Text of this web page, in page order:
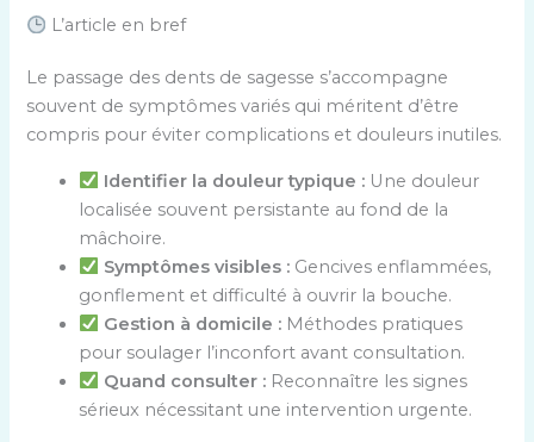
L’article en bref
Le passage des dents de sagesse s’accompagne
souvent de symptômes variés qui méritent d’être
compris pour éviter complications et douleurs inutiles.
Identifier la douleur typique :Une douleur
localisée souvent persistante au fond de la
mâchoire.
Symptômes visibles :Gencives enflammées,
gonflement et difficulté à ouvrir la bouche.
Gestion à domicile :Méthodes pratiques
pour soulager l’inconfort avant consultation.
Quand consulter :Reconnaître les signes
sérieux nécessitant une intervention urgente.